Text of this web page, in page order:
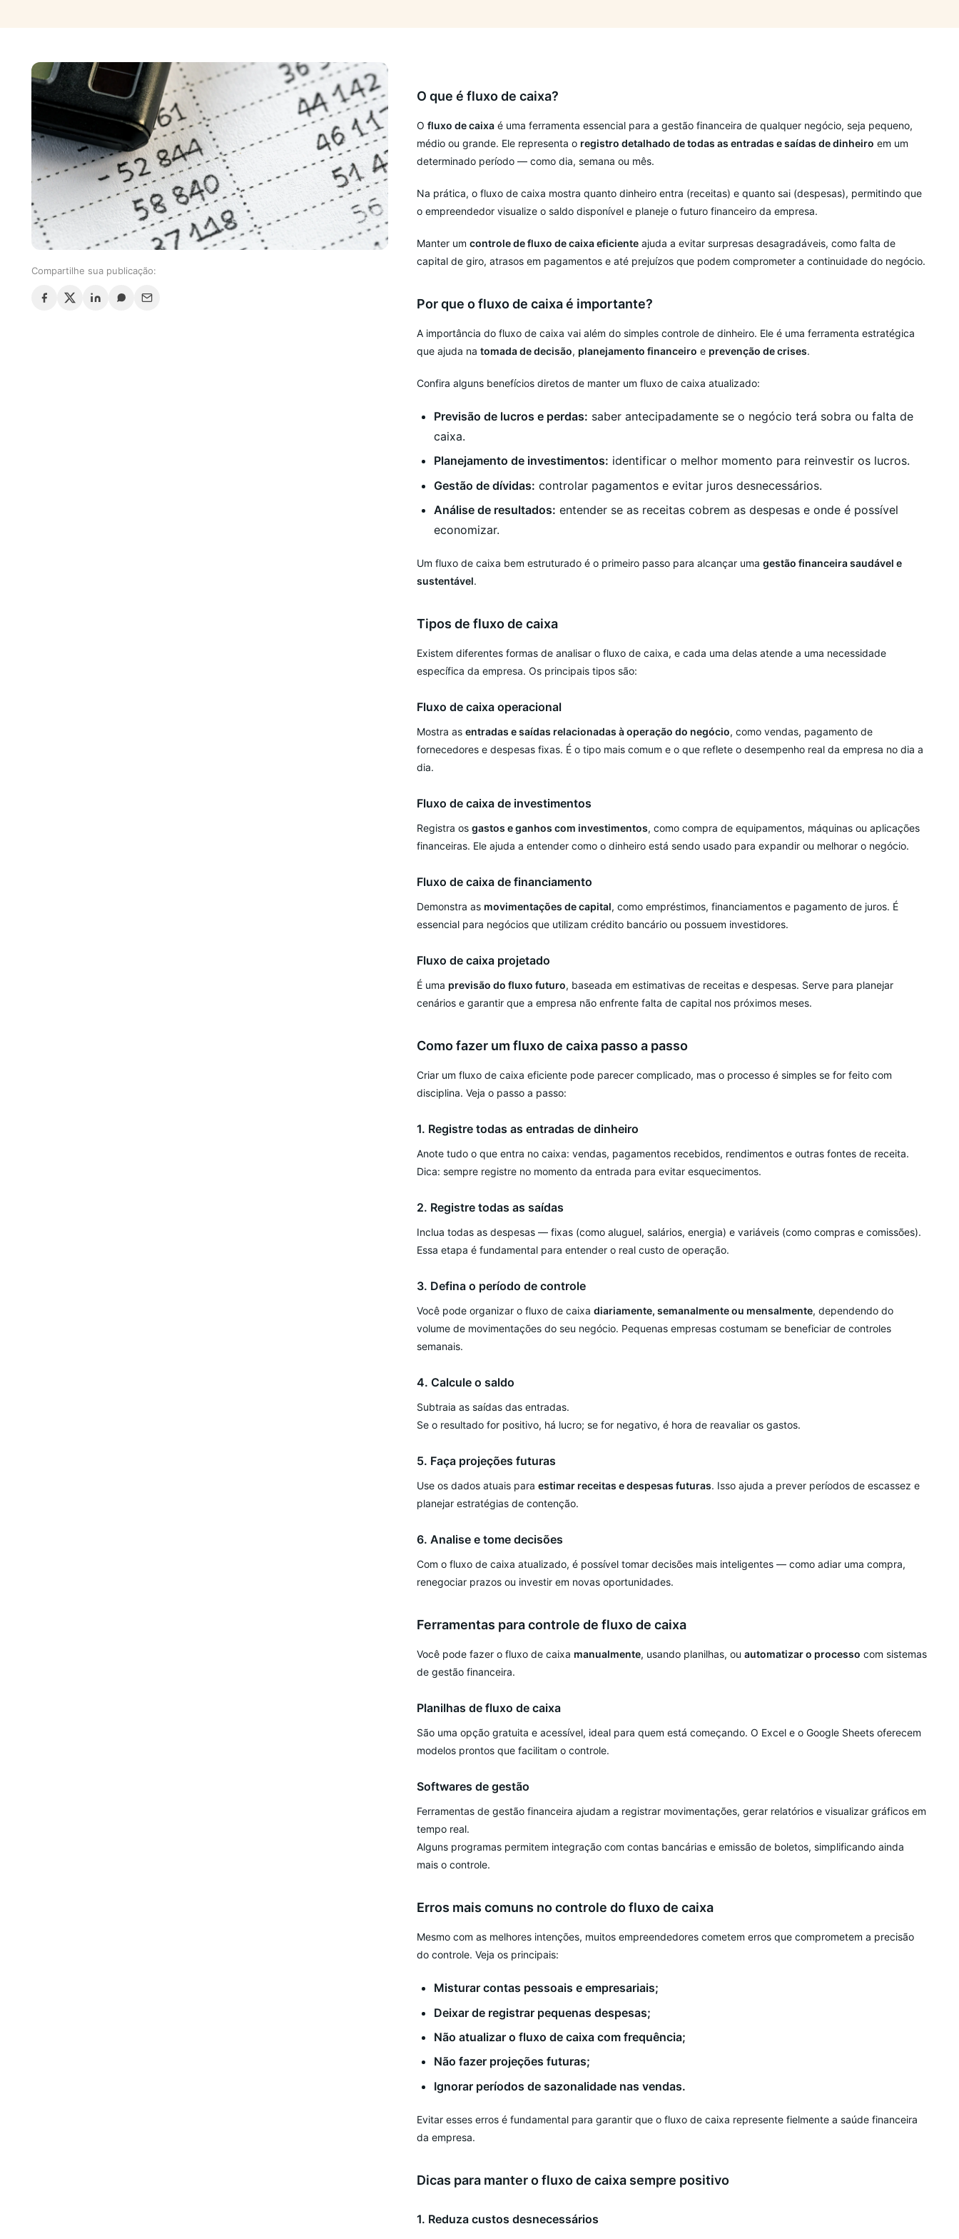
Compartilhe sua publicação:
O que é fluxo de caixa?
O fluxo de caixa é uma ferramenta essencial para a gestão financeira de qualquer negócio, seja pequeno,
médio ou grande. Ele representa o registro detalhado de todas as entradas e saídas de dinheiro em um
determinado período — como dia, semana ou mês.
Na prática, o fluxo de caixa mostra quanto dinheiro entra (receitas) e quanto sai (despesas), permitindo que
o empreendedor visualize o saldo disponível e planeje o futuro financeiro da empresa.
Manter um controle de fluxo de caixa eficiente ajuda a evitar surpresas desagradáveis, como falta de
capital de giro, atrasos em pagamentos e até prejuízos que podem comprometer a continuidade do negócio.
Por que o fluxo de caixa é importante?
A importância do fluxo de caixa vai além do simples controle de dinheiro. Ele é uma ferramenta estratégica
que ajuda na tomada de decisão, planejamento financeiro e prevenção de crises.
Confira alguns benefícios diretos de manter um fluxo de caixa atualizado:
Previsão de lucros e perdas: saber antecipadamente se o negócio terá sobra ou falta de
caixa.
Planejamento de investimentos: identificar o melhor momento para reinvestir os lucros.
Gestão de dívidas: controlar pagamentos e evitar juros desnecessários.
Análise de resultados: entender se as receitas cobrem as despesas e onde é possível
economizar.
Um fluxo de caixa bem estruturado é o primeiro passo para alcançar uma gestão financeira saudável e
sustentável.
Tipos de fluxo de caixa
Existem diferentes formas de analisar o fluxo de caixa, e cada uma delas atende a uma necessidade
específica da empresa. Os principais tipos são:
Fluxo de caixa operacional
Mostra as entradas e saídas relacionadas à operação do negócio, como vendas, pagamento de
fornecedores e despesas fixas. É o tipo mais comum e o que reflete o desempenho real da empresa no dia a
dia.
Fluxo de caixa de investimentos
Registra os gastos e ganhos com investimentos, como compra de equipamentos, máquinas ou aplicações
financeiras. Ele ajuda a entender como o dinheiro está sendo usado para expandir ou melhorar o negócio.
Fluxo de caixa de financiamento
Demonstra as movimentações de capital, como empréstimos, financiamentos e pagamento de juros. É
essencial para negócios que utilizam crédito bancário ou possuem investidores.
Fluxo de caixa projetado
É uma previsão do fluxo futuro, baseada em estimativas de receitas e despesas. Serve para planejar
cenários e garantir que a empresa não enfrente falta de capital nos próximos meses.
Como fazer um fluxo de caixa passo a passo
Criar um fluxo de caixa eficiente pode parecer complicado, mas o processo é simples se for feito com
disciplina. Veja o passo a passo:
1. Registre todas as entradas de dinheiro
Anote tudo o que entra no caixa: vendas, pagamentos recebidos, rendimentos e outras fontes de receita.
Dica: sempre registre no momento da entrada para evitar esquecimentos.
2. Registre todas as saídas
Inclua todas as despesas — fixas (como aluguel, salários, energia) e variáveis (como compras e comissões).
Essa etapa é fundamental para entender o real custo de operação.
3. Defina o período de controle
Você pode organizar o fluxo de caixa diariamente, semanalmente ou mensalmente, dependendo do
volume de movimentações do seu negócio. Pequenas empresas costumam se beneficiar de controles
semanais.
4. Calcule o saldo
Subtraia as saídas das entradas.
Se o resultado for positivo, há lucro; se for negativo, é hora de reavaliar os gastos.
5. Faça projeções futuras
Use os dados atuais para estimar receitas e despesas futuras. Isso ajuda a prever períodos de escassez e
planejar estratégias de contenção.
6. Analise e tome decisões
Com o fluxo de caixa atualizado, é possível tomar decisões mais inteligentes — como adiar uma compra,
renegociar prazos ou investir em novas oportunidades.
Ferramentas para controle de fluxo de caixa
Você pode fazer o fluxo de caixa manualmente, usando planilhas, ou automatizar o processo com sistemas
de gestão financeira.
Planilhas de fluxo de caixa
São uma opção gratuita e acessível, ideal para quem está começando. O Excel e o Google Sheets oferecem
modelos prontos que facilitam o controle.
Softwares de gestão
Ferramentas de gestão financeira ajudam a registrar movimentações, gerar relatórios e visualizar gráficos em
tempo real.
Alguns programas permitem integração com contas bancárias e emissão de boletos, simplificando ainda
mais o controle.
Erros mais comuns no controle do fluxo de caixa
Mesmo com as melhores intenções, muitos empreendedores cometem erros que comprometem a precisão
do controle. Veja os principais:
Misturar contas pessoais e empresariais;
Deixar de registrar pequenas despesas;
Não atualizar o fluxo de caixa com frequência;
Não fazer projeções futuras;
Ignorar períodos de sazonalidade nas vendas.
Evitar esses erros é fundamental para garantir que o fluxo de caixa represente fielmente a saúde financeira
da empresa.
Dicas para manter o fluxo de caixa sempre positivo
1. Reduza custos desnecessários